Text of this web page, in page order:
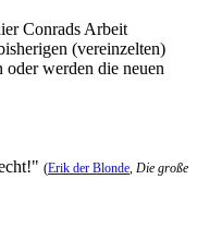
Conrads Arbeit
(vereinzelten)
werden die neuen
(Erik der Blonde, Die große